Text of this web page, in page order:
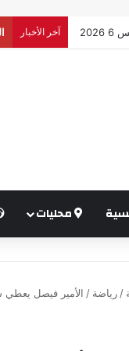
آخر الأخبار
محليات
/ رياضة / الأمير فيصل يعطي